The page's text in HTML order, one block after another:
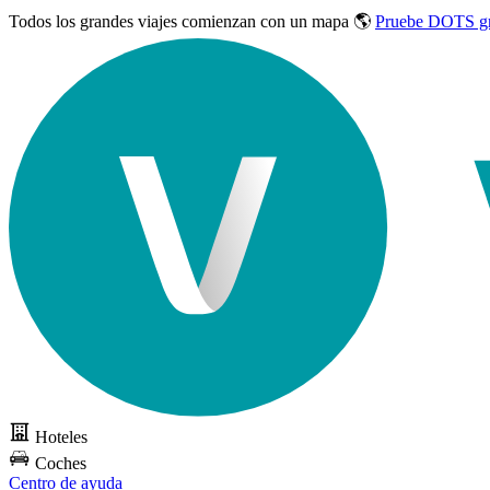
Todos los grandes viajes comienzan con un mapa 🌎 Pruebe DOTS
Hoteles
Coches
Centro de ayuda